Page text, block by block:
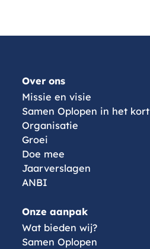
Menu
Over ons
Missie en visie
Samen Oplopen in het kort
Organisatie
Groei
Doe mee
Jaarverslagen
ANBI
Onze aanpak
Wat bieden wij?
Samen Oplopen